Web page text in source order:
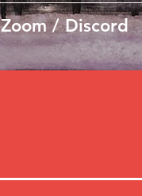
Zoom / Discord